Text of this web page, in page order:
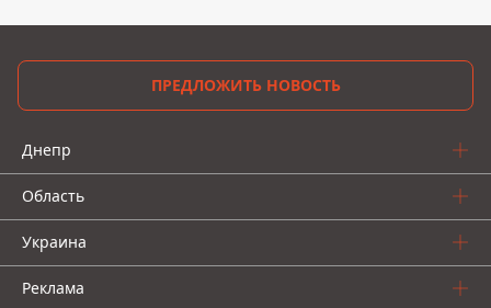
ПРЕДЛОЖИТЬ НОВОСТЬ
Днепр
Область
Украина
Реклама